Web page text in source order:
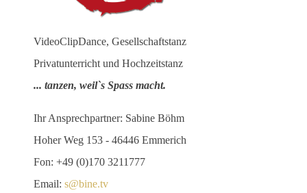
VideoClipDance, Gesellschaftstanz
Privatunterricht und Hochzeitstanz
... tanzen, weil`s Spass macht.
Ihr Ansprechpartner: Sabine Böhm
Hoher Weg 153 - 46446 Emmerich
Fon: +49 (0)170 3211777
Email: s@bine.tv